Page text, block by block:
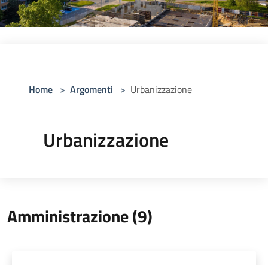
Home > Argomenti > Urbanizzazione
Urbanizzazione
Amministrazione (9)